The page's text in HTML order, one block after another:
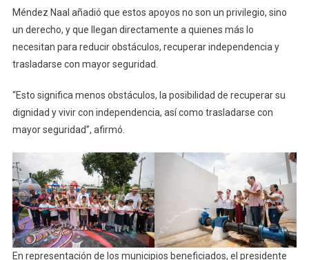
Méndez Naal añadió que estos apoyos no son un privilegio, sino
un derecho, y que llegan directamente a quienes más lo
necesitan para reducir obstáculos, recuperar independencia y
trasladarse con mayor seguridad.
“Esto significa menos obstáculos, la posibilidad de recuperar su
dignidad y vivir con independencia, así como trasladarse con
mayor seguridad”, afirmó.
En representación de los municipios beneficiados, el presidente